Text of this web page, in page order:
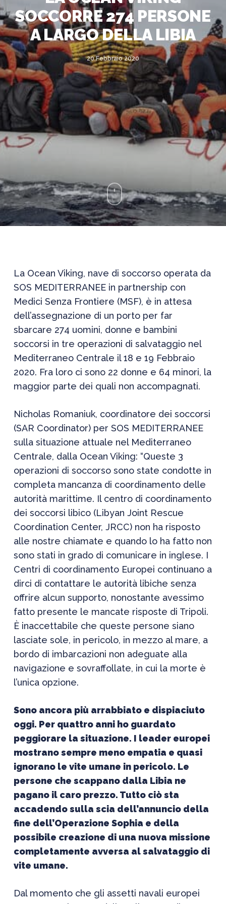
SOCCORRE 274 PERSONE
A LARGO DELLA LIBIA
20 Febbraio 2020
La Ocean Viking, nave di soccorso operata da
SOS MEDITERRANEE in partnership con
Medici Senza Frontiere (MSF), è in attesa
dell’assegnazione di un porto per far
sbarcare 274 uomini, donne e bambini
soccorsi in tre operazioni di salvataggio nel
Mediterraneo Centrale il 18 e 19 Febbraio
2020. Fra loro ci sono 22 donne e 64 minori, la
maggior parte dei quali non accompagnati.
Nicholas Romaniuk, coordinatore dei soccorsi
(SAR Coordinator) per SOS MEDITERRANEE
sulla situazione attuale nel Mediterraneo
Centrale, dalla Ocean Viking: “Queste 3
operazioni di soccorso sono state condotte in
completa mancanza di coordinamento delle
autorità marittime. Il centro di coordinamento
dei soccorsi libico (Libyan Joint Rescue
Coordination Center, JRCC) non ha risposto
alle nostre chiamate e quando lo ha fatto non
sono stati in grado di comunicare in inglese. I
Centri di coordinamento Europei continuano a
dirci di contattare le autorità libiche senza
offrire alcun supporto, nonostante avessimo
fatto presente le mancate risposte di Tripoli.
È inaccettabile che queste persone siano
lasciate sole, in pericolo, in mezzo al mare, a
bordo di imbarcazioni non adeguate alla
navigazione e sovraffollate, in cui la morte è
l’unica opzione.
Sono ancora più arrabbiato e dispiaciuto
oggi. Per quattro anni ho guardato
peggiorare la situazione. I leader europei
mostrano sempre meno empatia e quasi
ignorano le vite umane in pericolo. Le
persone che scappano dalla Libia ne
pagano il caro prezzo. Tutto ciò sta
accadendo sulla scia dell’annuncio della
fine dell’Operazione Sophia e della
possibile creazione di una nuova missione
completamente avversa al salvataggio di
vite umane.
Dal momento che gli assetti navali europei